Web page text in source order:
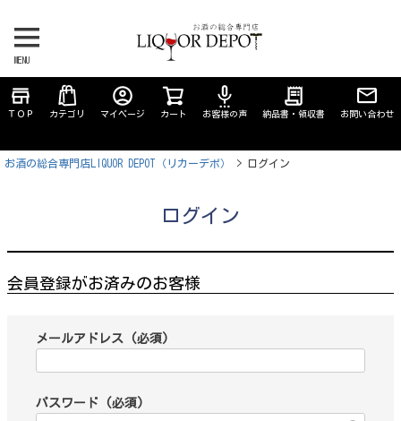
MENU
store
ＴＯＰ カテゴリ
account_circle
マイページ カート
settings_voice
お客様の声
receipt_long
納品書・領収書 お問い合わせ
お酒の総合専門店LIQUOR DEPOT（リカーデポ） ログイン
ログイン
会員登録がお済みのお客様
メールアドレス (必須)
パスワード (必須)